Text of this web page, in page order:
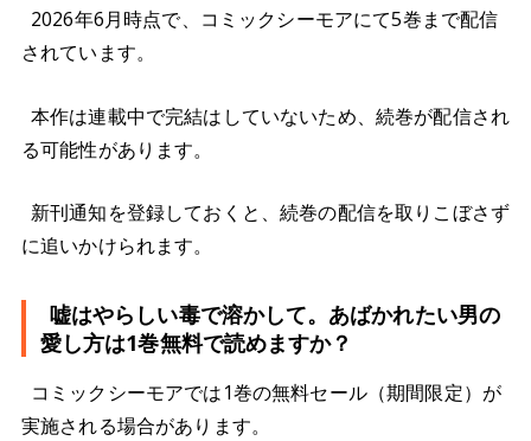
2026年6月時点で、コミックシーモアにて5巻まで配信
されています。
本作は連載中で完結はしていないため、続巻が配信され
る可能性があります。
新刊通知を登録しておくと、続巻の配信を取りこぼさず
に追いかけられます。
嘘はやらしい毒で溶かして。あばかれたい男の
愛し方は1巻無料で読めますか？
コミックシーモアでは1巻の無料セール（期間限定）が
実施される場合があります。